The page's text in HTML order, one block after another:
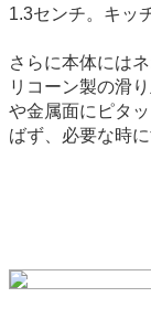
1.3センチ。キッ
さらに本体には
リコーン製の滑
や金属面にピタ
ばず、必要な時